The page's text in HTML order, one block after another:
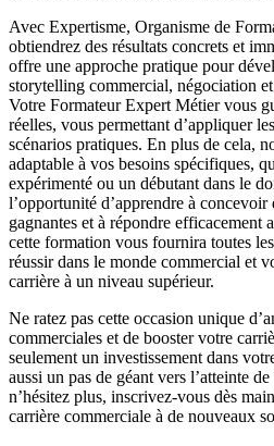
Avec Expertisme, Organisme de
obtiendrez des résultats concrets et
offre une approche pratique pour
storytelling commercial, négociation
Votre Formateur Expert Métier vous
réelles, vous permettant d’appliquer
scénarios pratiques. En plus de cela,
adaptable à vos besoins spécifiques,
expérimenté ou un débutant dans le
l’opportunité d’apprendre à concevoir
gagnantes et à répondre efficacement
cette formation vous fournira toutes
réussir dans le monde commercial et
carrière à un niveau supérieur.
Ne ratez pas cette occasion unique
commerciales et de booster votre
seulement un investissement dans
aussi un pas de géant vers l’atteinte
n’hésitez plus, inscrivez-vous dès
carrière commerciale à de nouveaux